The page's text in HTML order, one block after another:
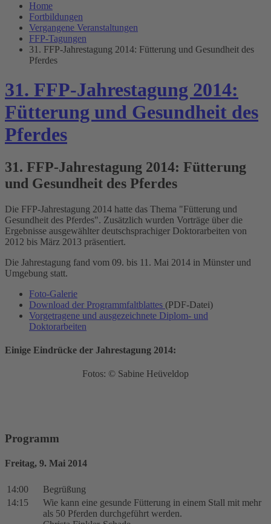
Home
Fortbildungen
Vergangene Veranstaltungen
FFP-Tagungen
31. FFP-Jahrestagung 2014: Fütterung und Gesundheit des
Pferdes
31. FFP-Jahrestagung 2014:
Fütterung und Gesundheit des
Pferdes
31. FFP-Jahrestagung 2014: Fütterung
und Gesundheit des Pferdes
Die FFP-Jahrestagung 2014 hatte das Thema "Fütterung und
Gesundheit des Pferdes". Zusätzlich wurden Vorträge über die
Ergebnisse ausgewählter deutschsprachiger Doktorarbeiten von
2012 bis März 2013 präsentiert.
Die Jahrestagung fand vom 09. bis 11. Mai 2014 in Münster und
Umgebung statt.
Foto-Galerie
Download der Programmfaltblattes (PDF-Datei)
Vorgetragene und ausgezeichnete Diplom- und
Doktorarbeiten
Einige Eindrücke der Jahrestagung 2014:
Fotos: © Sabine Heüveldop
Programm
Freitag, 9. Mai 2014
14:00
Begrüßung
14:15
Wie kann eine gesunde Fütterung in einem Stall mit mehr
als 50 Pferden durchgeführt werden.